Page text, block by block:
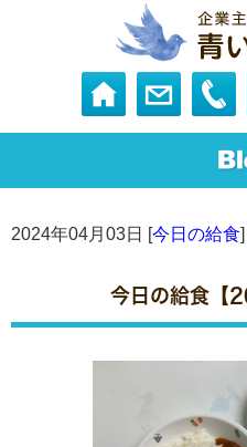
2024年04月03日 [今日の給食]
今日の給食